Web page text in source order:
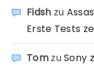
Fidsh zu
Erste Tests
TomzuSony